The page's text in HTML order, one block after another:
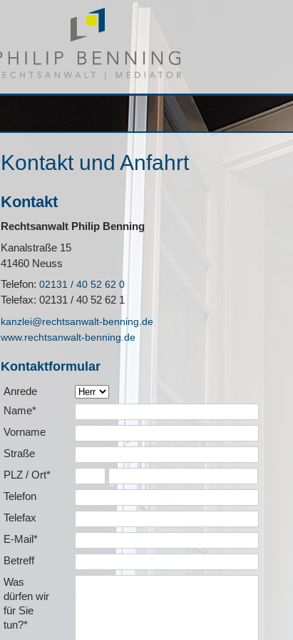
Kontakt und Anfahrt
Kontakt
Rechtsanwalt Philip Benning
Kanalstraße 15
41460 Neuss
Telefon: 02131 / 40 52 62 0
Telefax: 02131 / 40 52 62 1
kanzlei@rechtsanwalt-benning.de
www.rechtsanwalt-benning.de
Kontaktformular
Anrede
Name*
Vorname
Straße
PLZ / Ort*
Telefon
Telefax
E-Mail*
Betreff
Was
dürfen wir
für Sie
tun?*